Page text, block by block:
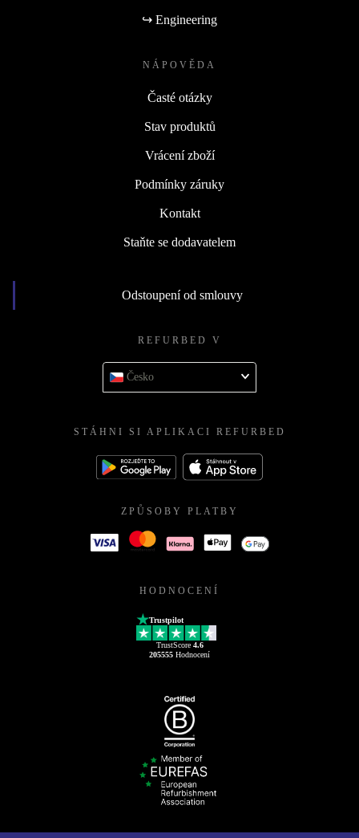
↪ Engineering
NÁPOVĚDA
Časté otázky
Stav produktů
Vrácení zboží
Podmínky záruky
Kontakt
Staňte se dodavatelem
Odstoupení od smlouvy
REFURBED V
Česko
STÁHNI SI APLIKACI REFURBED
ZPŮSOBY PLATBY
HODNOCENÍ
Trustpilot
TrustScore 4.6
205555 Hodnocení